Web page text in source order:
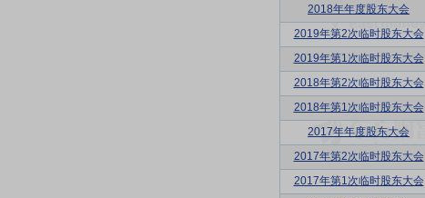
2018年年度股东大会
2019年第2次临时股东大会
2019年第1次临时股东大会
2018年第2次临时股东大会
2018年第1次临时股东大会
2017年年度股东大会
2017年第2次临时股东大会
2017年第1次临时股东大会